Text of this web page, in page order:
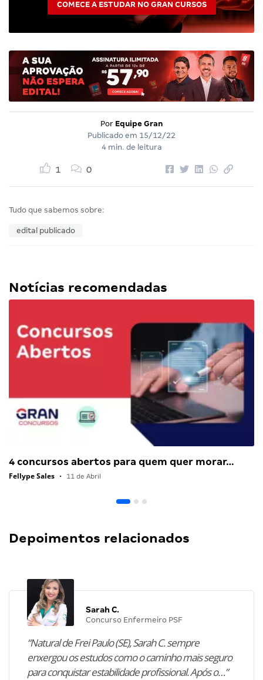
COMECE A ESTUDAR NO GRAN CURSOS
Por Equipe Gran
Publicado em 15/12/22
4 min. de leitura
1 0
Tudo que sabemos sobre:
edital publicado
Notícias recomendadas
4 concursos abertos para quem quer morar…
Fellype Sales • 11 de Abril
Depoimentos relacionados
Sarah C.
Concurso Enfermeiro PSF
“Natural de Frei Paulo (SE), Sarah C. sempre
enxergou os estudos como o caminho mais seguro
para conquistar estabilidade profissional. Após o…”